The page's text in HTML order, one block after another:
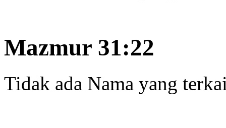
Mazmur 31:22
Tidak ada Nama yang